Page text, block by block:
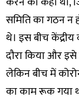
समिति का गठन न
थे। इस बीच
दौरा किया और इसे
लेकिन बीच में
का काम रूक गया